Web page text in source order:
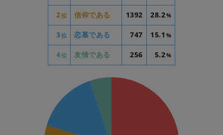
2位 信仰である 1392 28.2%
3位 恋慕である 747 15.1 %
4位 友情である 256 5.2%